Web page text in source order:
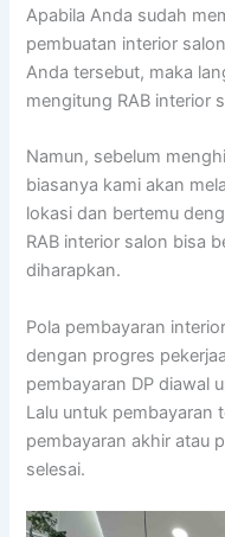
Apabila Anda sudah
pembuatan interior
Anda tersebut, maka
mengitung RAB interior
Namun, sebelum
biasanya kami akan
lokasi dan bertemu
RAB interior salon bisa
diharapkan.
Pola pembayaran
dengan progres
pembayaran DP diawal
Lalu untuk pembayaran
pembayaran akhir atau
selesai.